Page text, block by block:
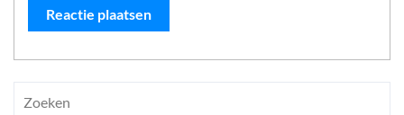
Zoeken